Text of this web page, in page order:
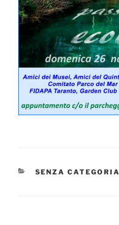
CATEGORIE
SENZA CATEGORIA